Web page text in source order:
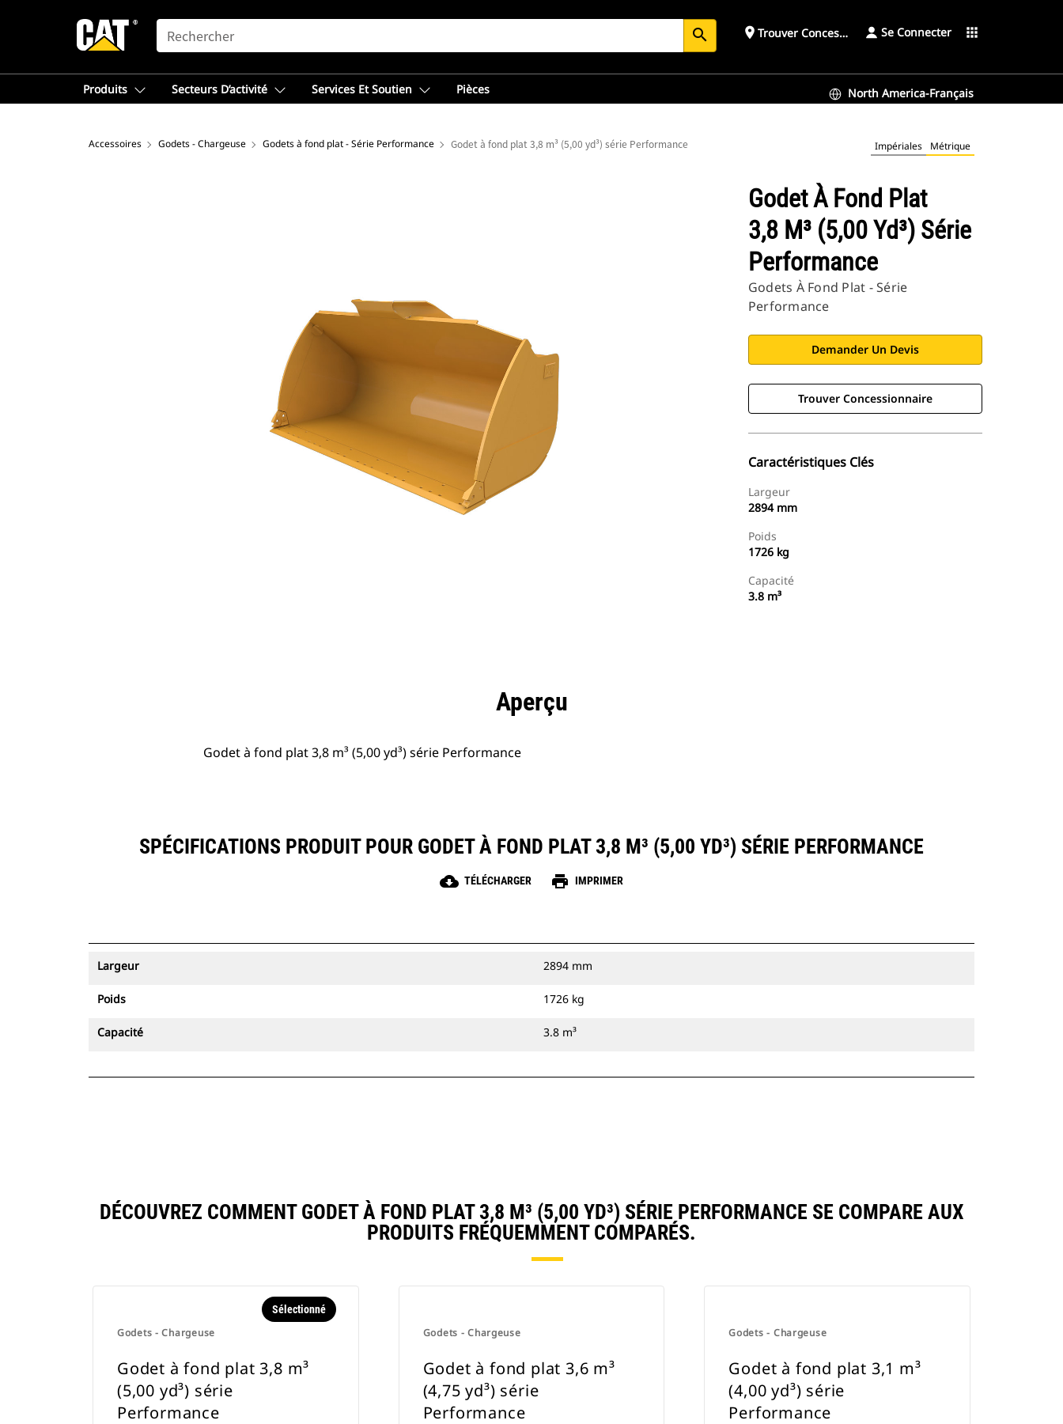
SEARCH search place Trouver ConcessionnaireSe Connecter apps
Produits Secteurs D’activité Services Et Soutien Pièces North America-Français
Accessoires Godets - Chargeuse Godets à fond plat - Série Performance Godet à fond plat 3,8 m³ (5,00 yd³) série Performance Impériales Métrique
Godet À Fond Plat
3,8 M³ (5,00 Yd³) Série
Performance
Godets À Fond Plat - Série
Performance
Demander Un Devis
Trouver Concessionnaire
Caractéristiques Clés
Largeur
2894 mm
Poids
1726 kg
Capacité
3.8 m³
Aperçu
Godet à fond plat 3,8 m³ (5,00 yd³) série Performance
SPÉCIFICATIONS PRODUIT POUR GODET À FOND PLAT 3,8 M³ (5,00 YD³) SÉRIE PERFORMANCE
cloud_download TÉLÉCHARGER print IMPRIMER
Largeur 2894 mm
Poids 1726 kg
Capacité 3.8 m³
DÉCOUVREZ COMMENT GODET À FOND PLAT 3,8 M³ (5,00 YD³) SÉRIE PERFORMANCE SE COMPARE AUX
PRODUITS FRÉQUEMMENT COMPARÉS.
Godets - Chargeuse
Sélectionné
Godet à fond plat 3,8 m³
(5,00 yd³) série
Performance
Godets - Chargeuse
Godet à fond plat 3,6 m³
(4,75 yd³) série
Performance
Godets - Chargeuse
Godet à fond plat 3,1 m³
(4,00 yd³) série
Performance